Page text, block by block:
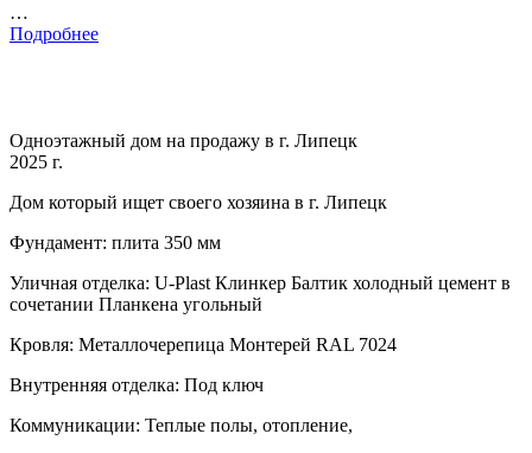
…
Подробнее
Одноэтажный дом на продажу в г. Липецк
2025 г.
Дом который ищет своего хозяина в г. Липецк
Фундамент: плита 350 мм
Уличная отделка: U-Plast Клинкер Балтик холодный цемент в
сочетании Планкена угольный
Кровля: Металлочерепица Монтерей RAL 7024
Внутренняя отделка: Под ключ
Коммуникации: Теплые полы, отопление,